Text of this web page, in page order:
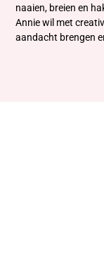
naaien, breien en
Annie wil met
aandacht brengen